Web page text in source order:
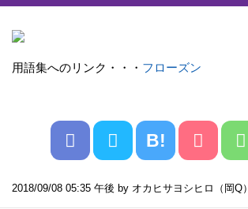
用語集へのリンク・・・ フローズン
B!
2018/09/08 05:35 午後 by オカヒサヨシヒロ（岡Q）